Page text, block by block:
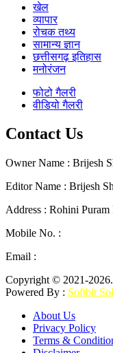
खेल
व्यापार
रोचक तथ्य
सामान्य ज्ञान
छत्तीसगढ़ इतिहास
मनोरंजन
फोटो गैलरी
वीडियो गैलरी
Contact Us
Owner Name : Brijesh
Editor Name : Brijesh
Address : Rohini Puram
Mobile No. :
Email :
Copyright © 2021-
Powered By : Softbit
About Us
Privacy Policy
Terms &